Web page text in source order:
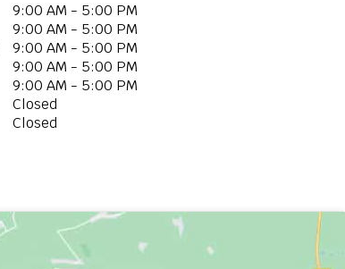
9:00 AM - 5:00 PM
9:00 AM - 5:00 PM
9:00 AM - 5:00 PM
9:00 AM - 5:00 PM
9:00 AM - 5:00 PM
Closed
Closed